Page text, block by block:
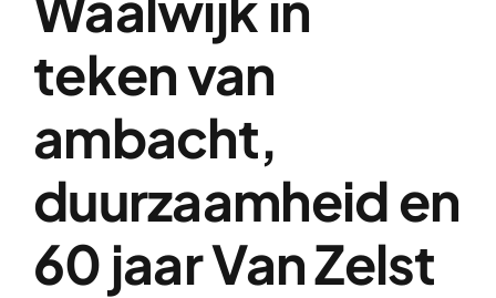
teken van
ambacht,
duurzaamheid en
60 jaar Van Zelst